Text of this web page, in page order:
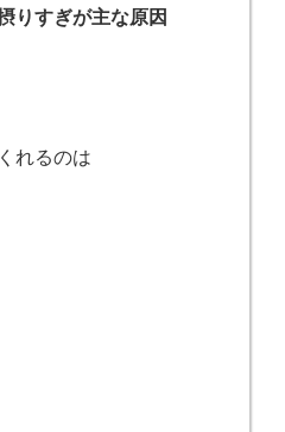
りすぎが主な原因
れるのは